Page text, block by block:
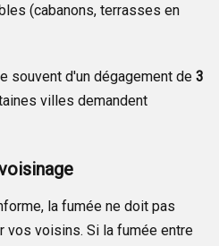
(cabanons, terrasses en
souvent d'un dégagement de 3
villes demandent
la fumée ne doit pas
vos voisins. Si la fumée entre